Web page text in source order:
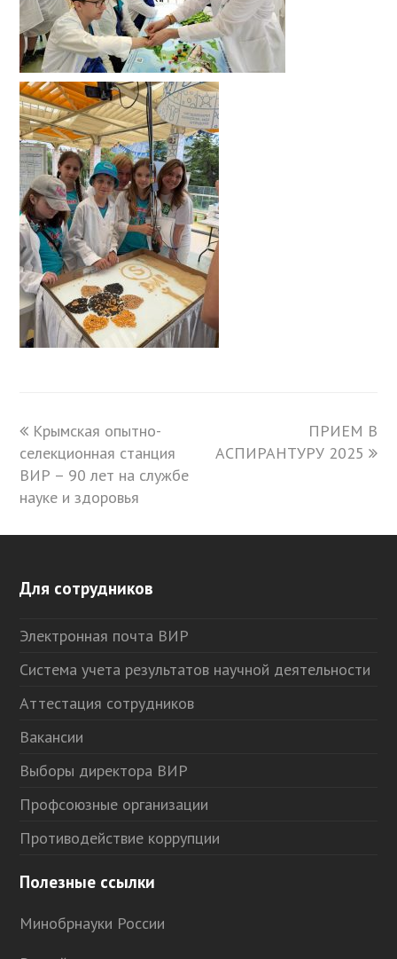
previous
post:
Крымская опытно-
селекционная станция
ВИР – 90 лет на службе
науке и здоровья
next
post:
ПРИЕМ В
АСПИРАНТУРУ 2025
Для сотрудников
Электронная почта ВИР
Система учета результатов научной деятельности
Аттестация сотрудников
Вакансии
Выборы директора ВИР
Профсоюзные организации
Противодействие коррупции
Полезные ссылки
Минобрнауки России